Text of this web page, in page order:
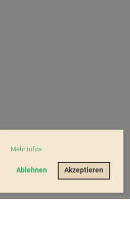
Mehr Infos
Ablehnen Akzeptieren